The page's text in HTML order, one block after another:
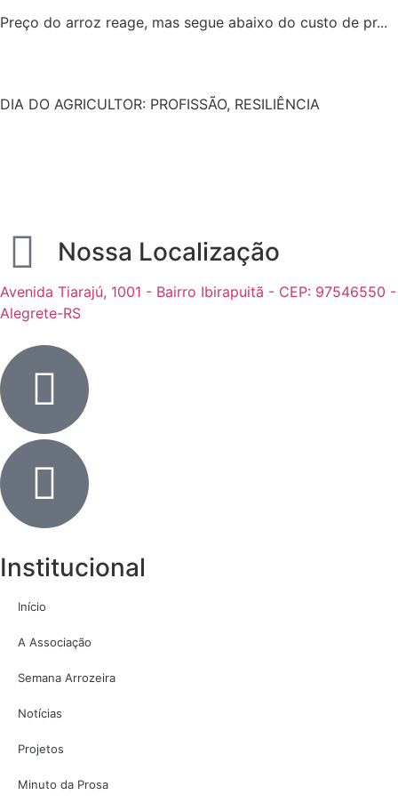
Preço do arroz reage, mas segue abaixo do custo de pr...
DIA DO AGRICULTOR: PROFISSÃO, RESILIÊNCIA
Nossa Localização
Avenida Tiarajú, 1001 - Bairro Ibirapuitã - CEP: 97546550 -
Alegrete-RS
Institucional
Início
A Associação
Semana Arrozeira
Notícias
Projetos
Minuto da Prosa